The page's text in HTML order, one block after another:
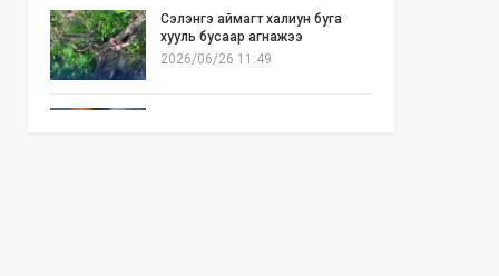
Сэлэнгэ аймагт халиун буга
хууль бусаар агнажээ
2026/06/26 11:49